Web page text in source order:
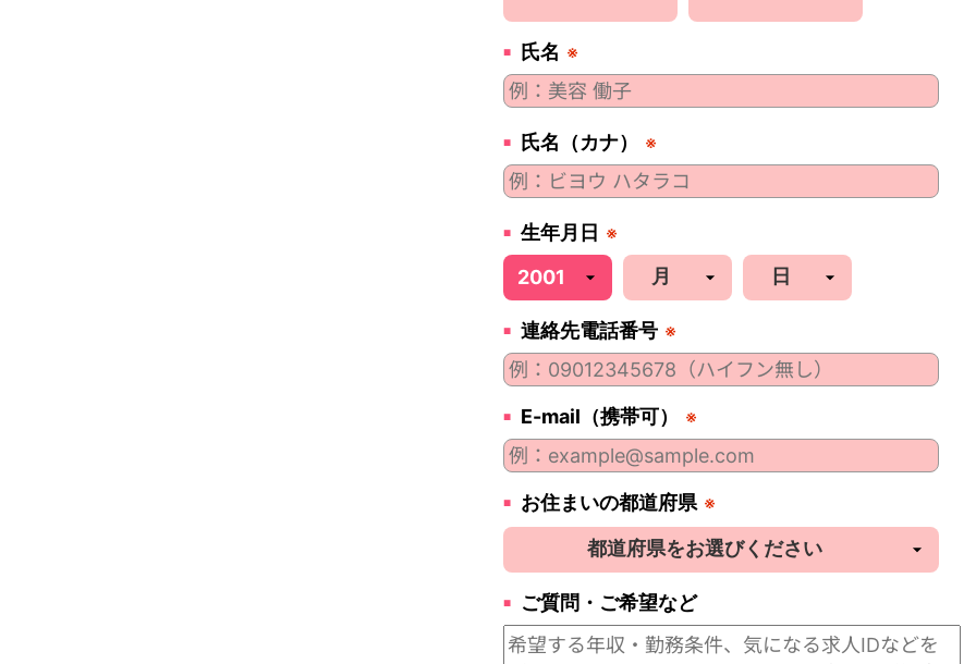
氏名 ※
氏名（カナ） ※
生年月日 ※
連絡先電話番号 ※
E-mail（携帯可） ※
お住まいの都道府県 ※
ご質問・ご希望など